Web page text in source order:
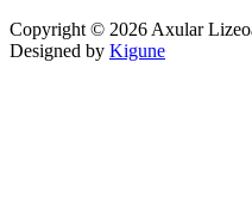
Copyright © 2026 Axular
Designed by Kigune